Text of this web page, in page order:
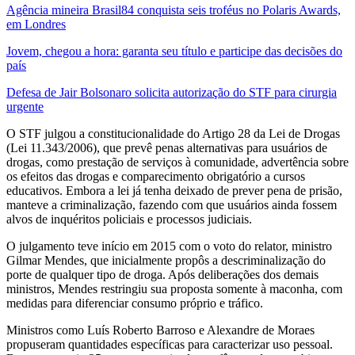
Agência mineira Brasil84 conquista seis troféus no Polaris Awards,
em Londres
Jovem, chegou a hora: garanta seu título e participe das decisões do
país
Defesa de Jair Bolsonaro solicita autorização do STF para cirurgia
urgente
O STF julgou a constitucionalidade do Artigo 28 da Lei de Drogas
(Lei 11.343/2006), que prevê penas alternativas para usuários de
drogas, como prestação de serviços à comunidade, advertência sobre
os efeitos das drogas e comparecimento obrigatório a cursos
educativos. Embora a lei já tenha deixado de prever pena de prisão,
manteve a criminalização, fazendo com que usuários ainda fossem
alvos de inquéritos policiais e processos judiciais.
O julgamento teve início em 2015 com o voto do relator, ministro
Gilmar Mendes, que inicialmente propôs a descriminalização do
porte de qualquer tipo de droga. Após deliberações dos demais
ministros, Mendes restringiu sua proposta somente à maconha, com
medidas para diferenciar consumo próprio e tráfico.
Ministros como Luís Roberto Barroso e Alexandre de Moraes
propuseram quantidades específicas para caracterizar uso pessoal.